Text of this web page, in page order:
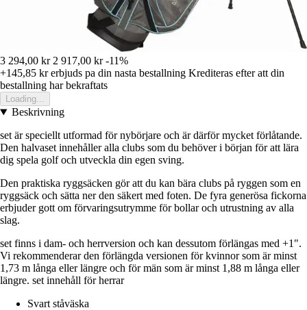
3 294,00 kr 2 917,00 kr -11%
+145,85 krerbjuds pa din nasta bestallning Krediteras efter att din
bestallning har bekraftats
Loading...
Beskrivning
set är speciellt utformad för nybörjare och är därför mycket förlåtande.
Den halvaset innehåller alla clubs som du behöver i början för att lära
dig spela golf och utveckla din egen sving.
Den praktiska ryggsäcken gör att du kan bära clubs på ryggen som en
ryggsäck och sätta ner den säkert med foten. De fyra generösa fickorna
erbjuder gott om förvaringsutrymme för bollar och utrustning av alla
slag.
set finns i dam- och herrversion och kan dessutom förlängas med +1".
Vi rekommenderar den förlängda versionen för kvinnor som är minst
1,73 m långa eller längre och för män som är minst 1,88 m långa eller
längre. set innehåll för herrar
Svart ståväska